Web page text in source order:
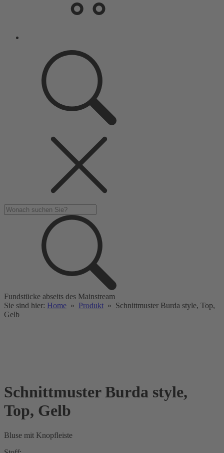
Fundstücke abseits des Mainstream
Sie sind hier: Home » Produkt » Schnittmuster Burda style, Top,
Gelb
Schnittmuster Burda style,
Top, Gelb
Bluse mit Knopfleiste